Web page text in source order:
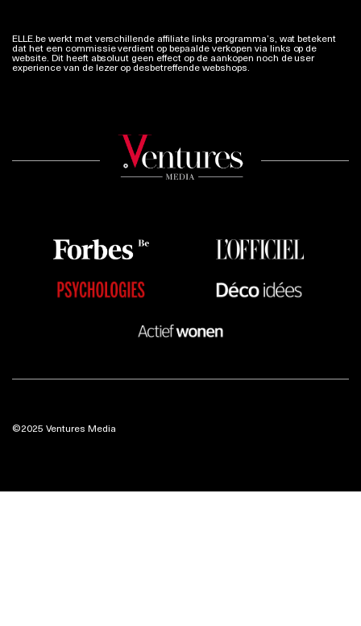
ELLE.be werkt met verschillende affiliate links programma’s, wat betekent
dat het een commissie verdient op bepaalde verkopen via links op de
website. Dit heeft absoluut geen effect op de aankopen noch de user
experience van de lezer op desbetreffende webshops.
©2025 Ventures Media